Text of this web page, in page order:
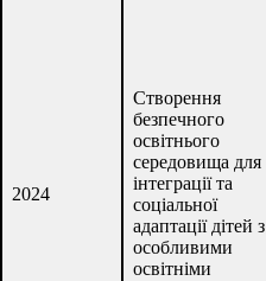
2024
Створення
безпечного
освітнього
середовища для
інтеграції та
соціальної
адаптації дітей з
особливими
освітніми